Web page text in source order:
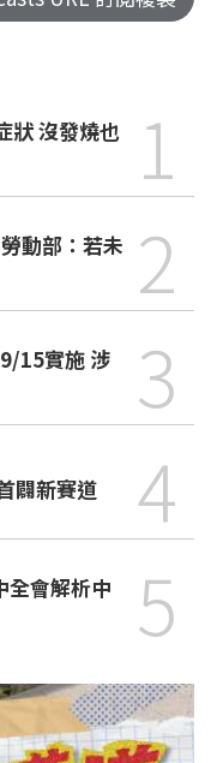
1
動部：若未 2
15實施 涉
3
闢新賽道 4
5